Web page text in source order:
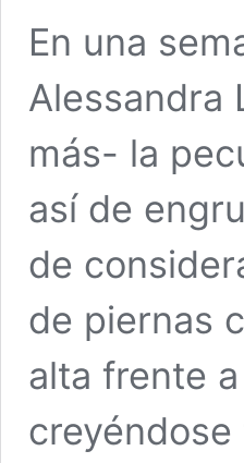
En una
Alessandra
más- la
así de
de
de piernas
alta frente